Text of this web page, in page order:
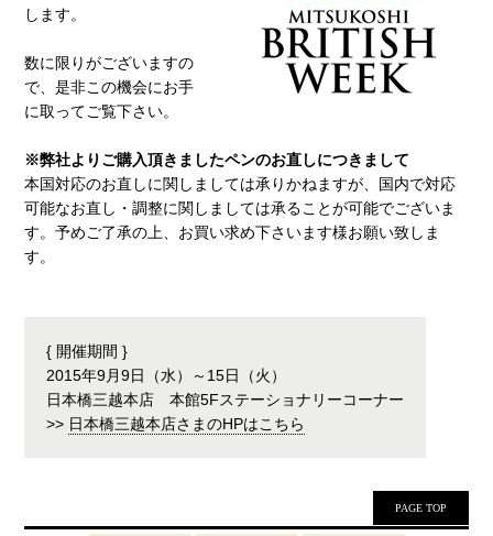
します。
数に限りがございますの
で、是非この機会にお手
に取ってご覧下さい。
※弊社よりご購入頂きましたペンのお直しにつきまして
本国対応のお直しに関しましては承りかねますが、国内で対応
可能なお直し・調整に関しましては承ることが可能でございま
す。予めご了承の上、お買い求め下さいます様お願い致しま
す。
{ 開催期間 }
2015年9月9日（水）～15日（火）
日本橋三越本店 本館5Fステーショナリーコーナー
>> 日本橋三越本店さまのHPはこちら
PAGE TOP